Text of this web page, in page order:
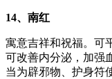
14、南红
寓意吉祥和祝福。可
可改善内分泌，加强
当为辟邪物、护身符